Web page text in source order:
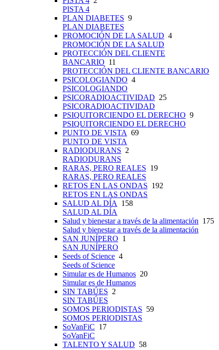
PISTA 4
PLAN DIABETES 9
PLAN DIABETES
PROMOCIÓN DE LA SALUD 4
PROMOCIÓN DE LA SALUD
PROTECCIÓN DEL CLIENTE
BANCARIO 11
PROTECCIÓN DEL CLIENTE BANCARIO
PSICOLOGIANDO 4
PSICOLOGIANDO
PSICORADIOACTIVIDAD 25
PSICORADIOACTIVIDAD
PSIQUITORCIENDO EL DERECHO 9
PSIQUITORCIENDO EL DERECHO
PUNTO DE VISTA 69
PUNTO DE VISTA
RADIODURANS 2
RADIODURANS
RARAS, PERO REALES 19
RARAS, PERO REALES
RETOS EN LAS ONDAS 192
RETOS EN LAS ONDAS
SALUD AL DÍA 158
SALUD AL DÍA
Salud y bienestar a través de la alimentación 175
Salud y bienestar a través de la alimentación
SAN JUNÍPERO 1
SAN JUNÍPERO
Seeds of Science 4
Seeds of Science
Simular es de Humanos 20
Simular es de Humanos
SIN TABÚES 2
SIN TABÚES
SOMOS PERIODISTAS 59
SOMOS PERIODISTAS
SoVanFiC 17
SoVanFiC
TALENTO Y SALUD 58